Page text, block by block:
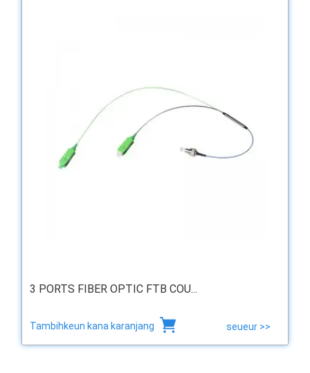
3 PORTS FIBER OPTIC FTB COU...
Tambihkeun kana karanjang seueur >>